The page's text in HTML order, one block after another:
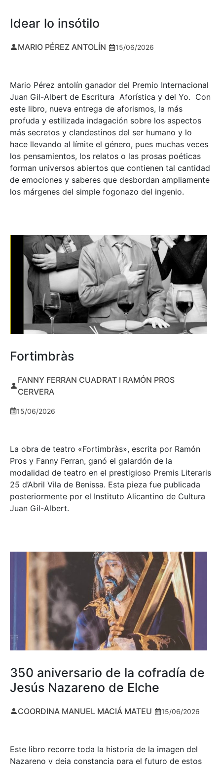
Idear lo insótilo
MARIO PÉREZ ANTOLÍN 15/06/2026
Mario Pérez antolín ganador del Premio Internacional
Juan Gil-Albert de Escritura Aforística y del Yo. Con
este libro, nueva entrega de aforismos, la más
profuda y estilizada indagación sobre los aspectos
más secretos y clandestinos del ser humano y lo
hace llevando al límite el género, pues muchas veces
los pensamientos, los relatos o las prosas poéticas
forman universos abiertos que contienen tal cantidad
de emociones y saberes que desbordan ampliamente
los márgenes del simple fogonazo del ingenio.
Fortimbràs
FANNY FERRAN CUADRAT I RAMÓN PROS
CERVERA
15/06/2026
La obra de teatro «Fortimbràs», escrita por Ramón
Pros y Fanny Ferran, ganó el galardón de la
modalidad de teatro en el prestigioso Premis Literaris
25 d’Abril Vila de Benissa. Esta pieza fue publicada
posteriormente por el Instituto Alicantino de Cultura
Juan Gil-Albert.
350 aniversario de la cofradía de
Jesús Nazareno de Elche
COORDINA MANUEL MACIÁ MATEU 15/06/2026
Este libro recorre toda la historia de la imagen del
Nazareno y deja constancia para el futuro de estos